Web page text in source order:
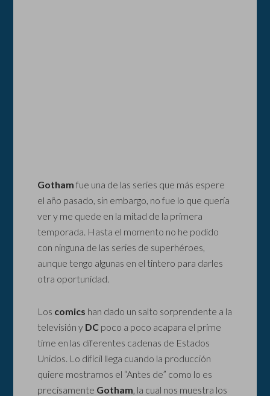
Gotham fue una de las series que más espere
el año pasado, sin embargo, no fue lo que quería
ver y me quede en la mitad de la primera
temporada. Hasta el momento no he podido
con ninguna de las series de superhéroes,
aunque tengo algunas en el tintero para darles
otra oportunidad.
Los comics han dado un salto sorprendente a la
televisión y DC poco a poco acapara el prime
time en las diferentes cadenas de Estados
Unidos. Lo difícil llega cuando la producción
quiere mostrarnos el “Antes de” como lo es
precisamente Gotham, la cual nos muestra los